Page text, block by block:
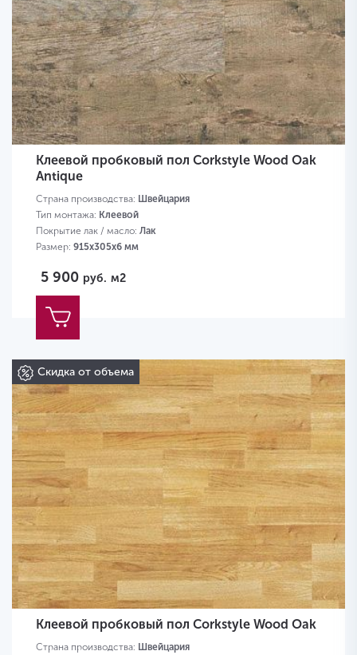
Клеевой пробковый пол Corkstyle Wood Oak
Antique
Страна производства: Швейцария
Тип монтажа: Клеевой
Покрытие лак / масло: Лак
Размер: 915х305х6 мм
5 900 руб. м2
Скидка от объема
Клеевой пробковый пол Corkstyle Wood Oak
Страна производства: Швейцария